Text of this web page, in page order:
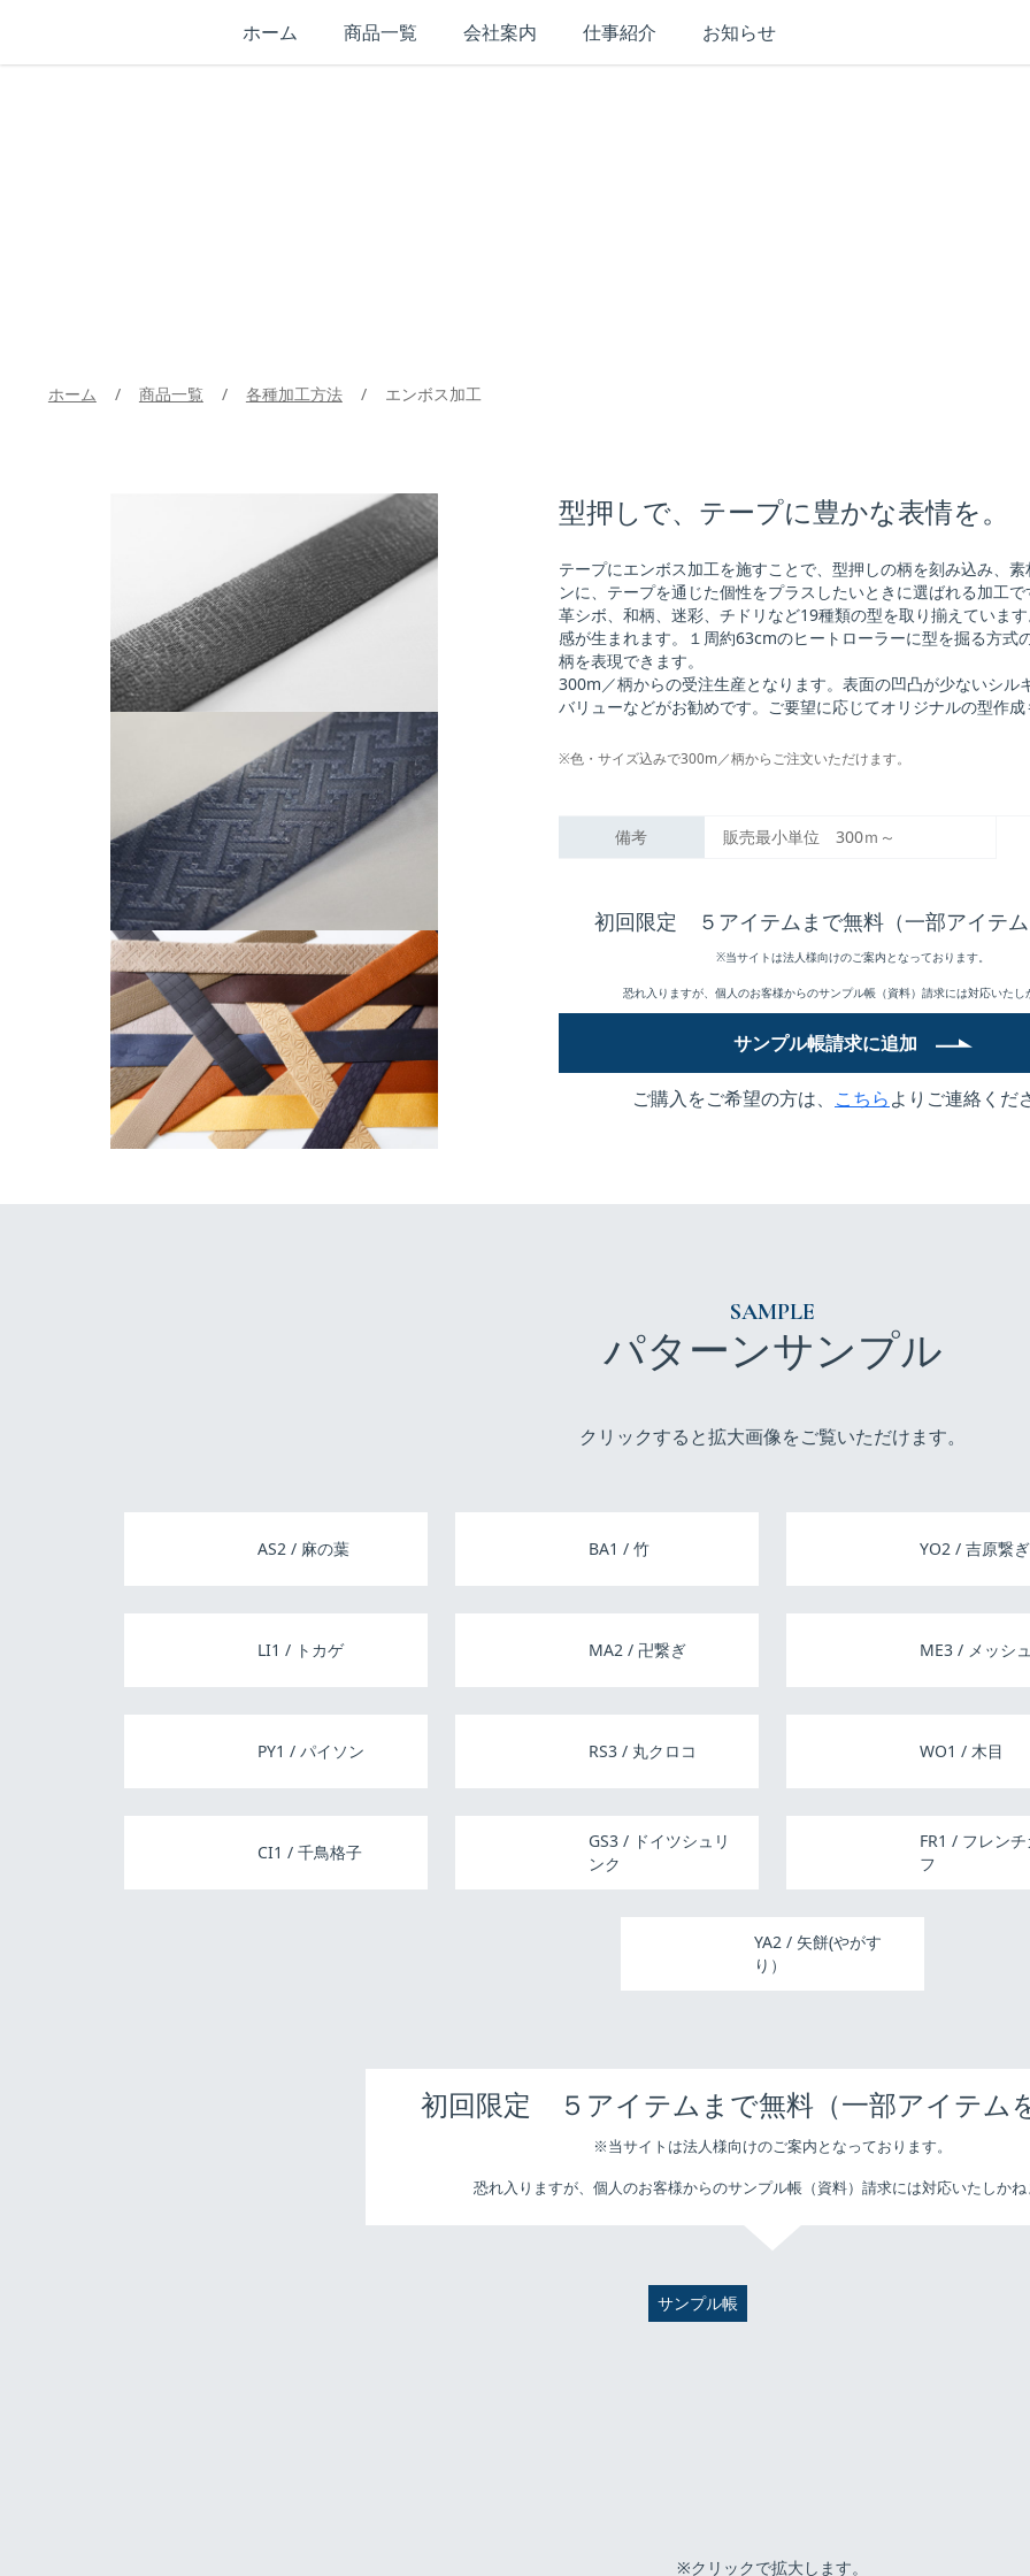
ホーム 商品一覧 会社案内 仕事紹介 お知らせン
ボ
ホーム / 商品一覧 / 各種加工方法 / エンボス加工
型押しで、テープに豊かな表情を。
テープにエンボス加工を施すことで、型押しの柄を刻み込み、
ンに、テープを通じた個性をプラスしたいときに選ばれる加工で
革シボ、和柄、迷彩、チドリなど19種類の型を取り揃えていま
感が生まれます。１周約63cmのヒートローラーに型を掘る方
柄を表現できます。
300m／柄からの受注生産となります。表面の凹凸が少ないシ
バリューなどがお勧めです。ご要望に応じてオリジナルの型作
※色・サイズ込みで300m／柄からご注文いただけます。
備考 販売最小単位 300ｍ～
初回限定 ５アイテムまで無料（一部アイテ
※当サイトは法人様向けのご案内となっております。
恐れ入りますが、個人のお客様からのサンプル帳（資料）請求には対応いたし
サンプル帳請求に追加
ご購入をご希望の方は、 こちらよりご連絡くだ
SAMPLE
パターンサンプル
クリックすると拡大画像をご覧いただけます。
AS2 / 麻の葉 BA1 / 竹 YO2 / 吉原繋ぎ
LI1 / トカゲ MA2 / 卍繋ぎ ME3 / メッシ
PY1 / パイソン RS3 / 丸クロコ WO1 / 木目
CI1 / 千鳥格子
GS3 / ドイツシュリ
ンク
FR1 / フレン
フ
YA2 / 矢餅(やがす
り）
初回限定 ５アイテムまで無料（一部アイテム
※当サイトは法人様向けのご案内となっております。
恐れ入りますが、個人のお客様からのサンプル帳（資料）請求には対応いたしかね
サンプル帳
※クリックで拡大します。